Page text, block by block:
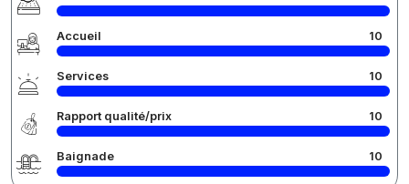
Accueil 10
Services 10
Rapport qualité/prix 10
Baignade 10